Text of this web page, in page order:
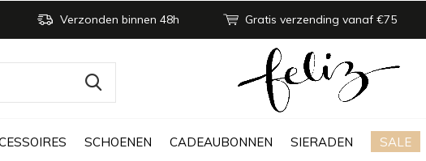
SCHOENEN CADEAUBONNEN SIERADEN SALE
Verzonden binnen 48h Gratis verzending vanaf €75